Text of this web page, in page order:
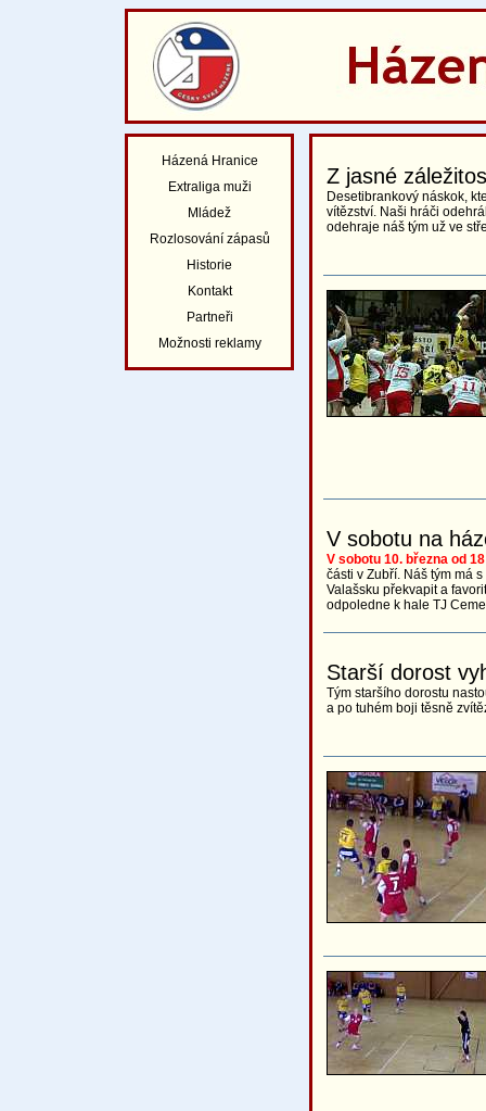
Házená Hranice
Extraliga muži
Mládež
Rozlosování zápasů
Historie
Kontakt
Partneři
Možnosti reklamy
Z jasné
Desetibrankový náskok,
vítězství. Naši hráči
odehraje náš tým už ve
V sobotu na
V sobotu 10. března od
části v Zubří. Náš tým má
Valašsku překvapit a
odpoledne k hale TJ
Starší dorost
Tým staršího dorostu
a po tuhém boji těsně